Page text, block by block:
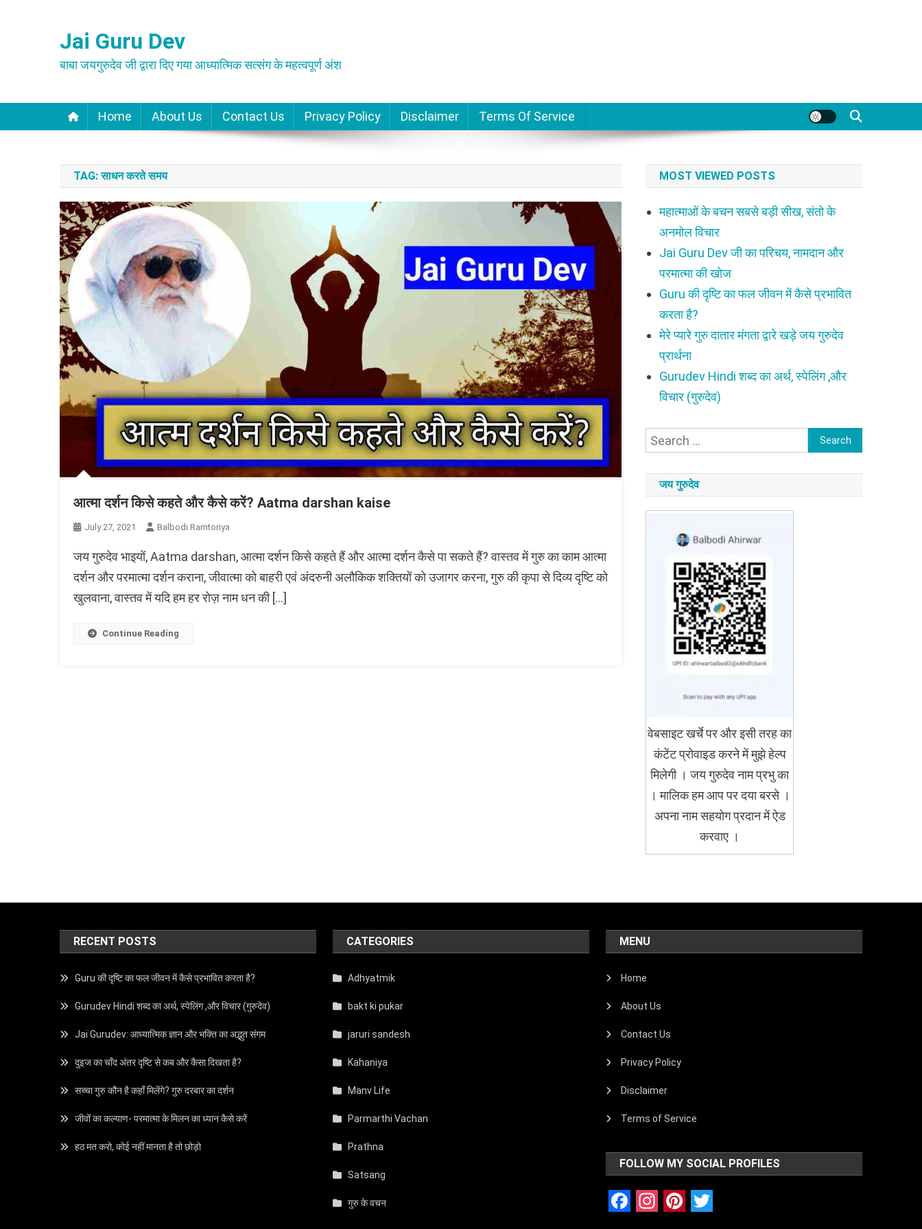
Jai Guru Dev
बाबा जयगुरुदेव जी द्वारा दिए गया आध्यात्मिक सत्संग के महत्वपूर्ण अंश
Home About Us Contact Us Privacy Policy Disclaimer Terms Of Service
TAG:साधन करते समय
आत्मा दर्शन किसे कहते और कैसे करें? Aatma darshan kaise
July 27, 2021 Balbodi Ramtoriya
जय गुरुदेव भाइयों, Aatma darshan, आत्मा दर्शन किसे कहते हैं और आत्मा दर्शन कैसे पा सकते हैं? वास्तव में गुरु का काम आत्मा
दर्शन और परमात्मा दर्शन कराना, जीवात्मा को बाहरी एवं अंदरुनी अलौकिक शक्तियों को उजागर करना, गुरु की कृपा से दिव्य दृष्टि को
खुलवाना, वास्तव में यदि हम हर रोज़ नाम धन की […]
Continue Reading
MOST VIEWED POSTS
महात्माओं के बचन सबसे बड़ी सीख, संतो के
अनमोल विचार
Jai Guru Dev जी का परिचय, नामदान और
परमात्मा की खोज
Guru की दृष्टि का फल जीवन में कैसे प्रभावित
करता है?
मेरे प्यारे गुरु दातार मंगता द्वारे खड़े जय गुरुदेव
प्रार्थना
Gurudev Hindi शब्द का अर्थ, स्पेलिंग ,और
विचार (गुरुदेव)
Search
जय गुरुदेव
वेबसाइट खर्चे पर और इसी तरह का
कंटेंट प्रोवाइड करने में मुझे हेल्प
मिलेगी । जय गुरुदेव नाम प्रभु का
। मालिक हम आप पर दया बरसे ।
अपना नाम सहयोग प्रदान में ऐड
करवाए ।
RECENT POSTS
Guru की दृष्टि का फल जीवन में कैसे प्रभावित करता है?
Gurudev Hindi शब्द का अर्थ, स्पेलिंग ,और विचार (गुरुदेव)
Jai Gurudev: आध्यात्मिक ज्ञान और भक्ति का अद्भुत संगम
दुइज का चाँद अंतर दृष्टि से कब और कैसा दिखता है?
सच्चा गुरु कौन है कहाँ मिलेंगे? गुरु दरबार का दर्शन
जीवों का कल्याण- परमात्मा के मिलन का ध्यान कैसे करें
हठ मत करो, कोई नहीं मानता है तो छोड़ो
CATEGORIES
Adhyatmik
bakt ki pukar
jaruri sandesh
Kahaniya
Manv Life
Parmarthi Vachan
Prathna
Satsang
गुरु के वचन
MENU
Home
About Us
Contact Us
Privacy Policy
Disclaimer
Terms of Service
FOLLOW MY SOCIAL PROFILES